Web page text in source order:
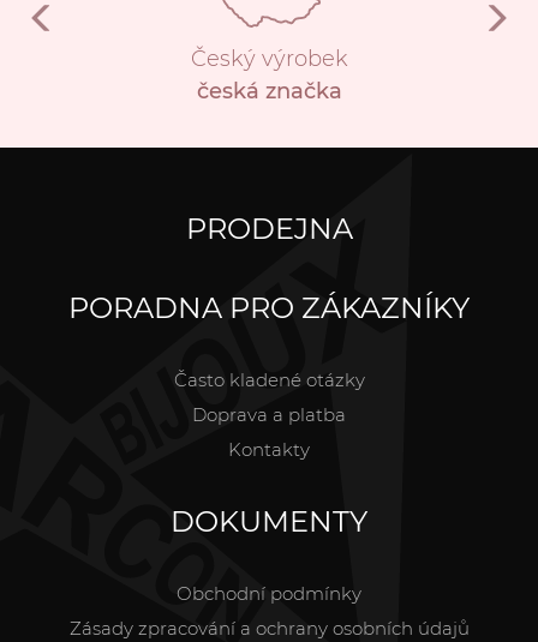
Český výrobek
česká značka
PRODEJNA
PORADNA PRO ZÁKAZNÍKY
Často kladené otázky
Doprava a platba
Kontakty
DOKUMENTY
Obchodní podmínky
Zásady zpracování a ochrany osobních údajů